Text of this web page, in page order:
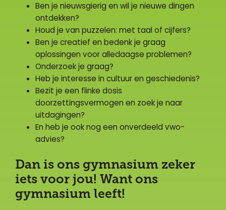
Ben je nieuwsgierig en wil je nieuwe dingen
ontdekken?
Houd je van puzzelen: met taal of cijfers?
Ben je creatief en bedenk je graag
oplossingen voor alledaagse problemen?
Onderzoek je graag?
Heb je interesse in cultuur en geschiedenis?
Bezit je een flinke dosis
doorzettingsvermogen en zoek je naar
uitdagingen?
En heb je ook nog een onverdeeld vwo-
advies?
Dan is ons gymnasium zeker
iets voor jou! Want ons
gymnasium leeft!